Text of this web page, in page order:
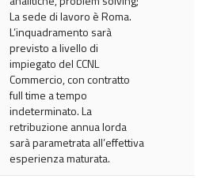
La sede di lavoro è Roma.
L’inquadramento sarà
previsto a livello di
impiegato del CCNL
Commercio, con contratto
full time a tempo
indeterminato. La
retribuzione annua lorda
sarà parametrata all’effettiva
esperienza maturata.